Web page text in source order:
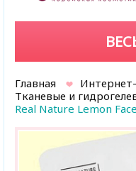
Главная
Тканевые и
Real Nature Lemon